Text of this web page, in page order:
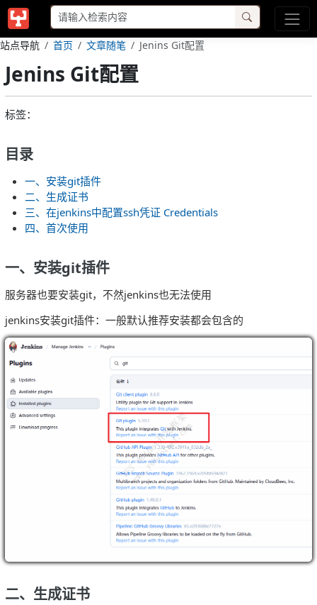
站点导航 首页 文章随笔 Jenins Git配置
Jenins Git配置
标签：
目录
一、安装git插件
二、生成证书
三、在jenkins中配置ssh凭证 Credentials
四、首次使用
一、安装git插件
服务器也要安装git，不然jenkins也无法使用
jenkins安装git插件：一般默认推荐安装都会包含的
二、生成证书